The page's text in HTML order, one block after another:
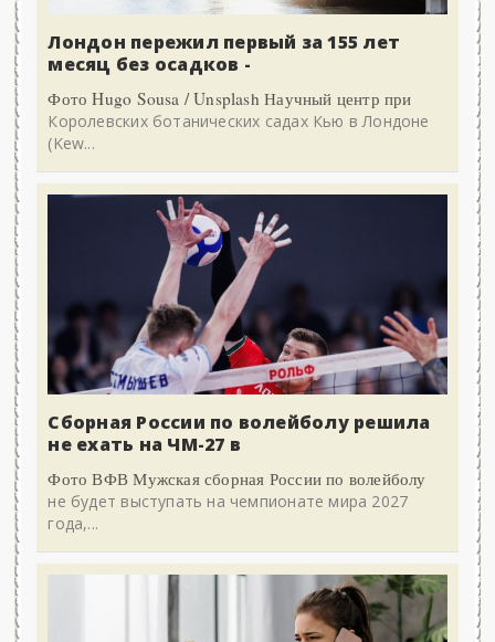
Лондон пережил первый за 155 лет
месяц без осадков -
Фото Hugo Sousa / Unsplash Научный центр при
Королевских ботанических садах Кью в Лондоне
(Kew...
Сборная России по волейболу решила
не ехать на ЧМ-27 в
Фото ВФВ Мужская сборная России по волейболу
не будет выступать на чемпионате мира 2027
года,...